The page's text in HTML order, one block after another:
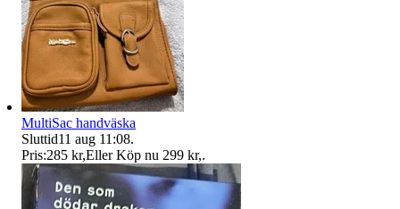
MultiSac handväska
Sluttid11 aug 11:08.
Pris:285 kr,Eller Köp nu 299 kr,.